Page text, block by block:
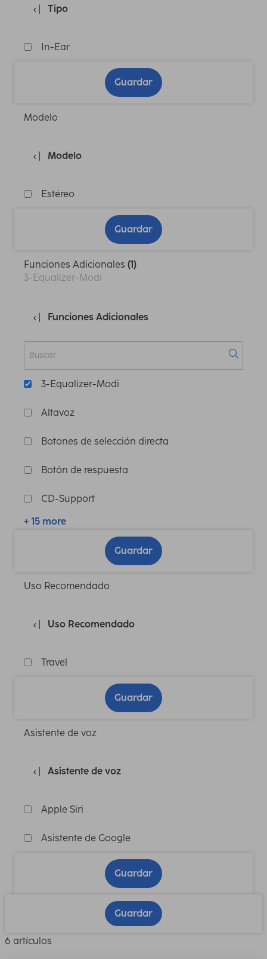
Tipo
In-Ear
Guardar
Modelo
Modelo
Estéreo
Guardar
Funciones Adicionales (1)
3-Equalizer-Modi
Funciones Adicionales
3-Equalizer-Modi
Altavoz
Botones de selección directa
Botón de respuesta
CD-Support
+ 15 more
Guardar
Uso Recomendado
Uso Recomendado
Travel
Guardar
Asistente de voz
Asistente de voz
Apple Siri
Asistente de Google
Guardar
Guardar
6 artículos